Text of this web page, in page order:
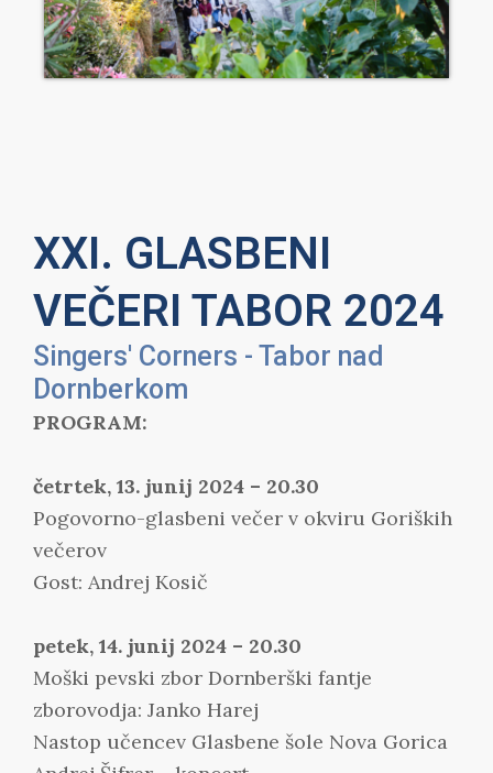
XXI. GLASBENI
VEČERI TABOR 2024
Singers' Corners - Tabor nad
Dornberkom
PROGRAM:
četrtek, 13. junij 2024 – 20.30
Pogovorno-glasbeni večer v okviru Goriških
večerov
Gost: Andrej Kosič
petek, 14. junij 2024 – 20.30
Moški pevski zbor Dornberški fantje
zborovodja: Janko Harej
Nastop učencev Glasbene šole Nova Gorica